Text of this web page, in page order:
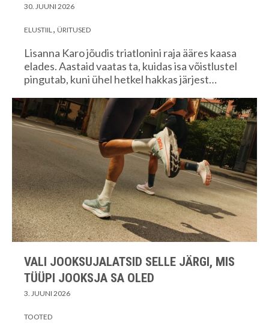
30. JUUNI 2026
ELUSTIIL ÜRITUSED
Lisanna Karo jõudis triatlonini raja ääres kaasa
elades. Aastaid vaatas ta, kuidas isa võistlustel
pingutab, kuni ühel hetkel hakkas järjest…
VALI JOOKSUJALATSID SELLE JÄRGI, MIS
TÜÜPI JOOKSJA SA OLED
3. JUUNI 2026
TOOTED